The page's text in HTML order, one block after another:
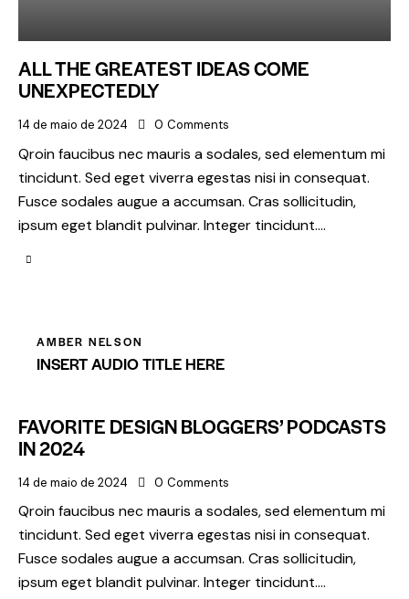
ALL THE GREATEST IDEAS COME
UNEXPECTEDLY
14 de maio de 2024 0 Comments
Qroin faucibus nec mauris a sodales, sed elementum mi
tincidunt. Sed eget viverra egestas nisi in consequat.
Fusce sodales augue a accumsan. Cras sollicitudin,
ipsum eget blandit pulvinar. Integer tincidunt.…
AMBER NELSON
INSERT AUDIO TITLE HERE
FAVORITE DESIGN BLOGGERS’ PODCASTS
IN 2024
14 de maio de 2024 0 Comments
Qroin faucibus nec mauris a sodales, sed elementum mi
tincidunt. Sed eget viverra egestas nisi in consequat.
Fusce sodales augue a accumsan. Cras sollicitudin,
ipsum eget blandit pulvinar. Integer tincidunt.…